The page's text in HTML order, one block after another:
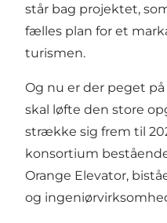
står bag projektet,
fælles plan for et
turismen.
Og nu er der peget
skal løfte den store
strække sig frem til
konsortium
Orange Elevator,
og